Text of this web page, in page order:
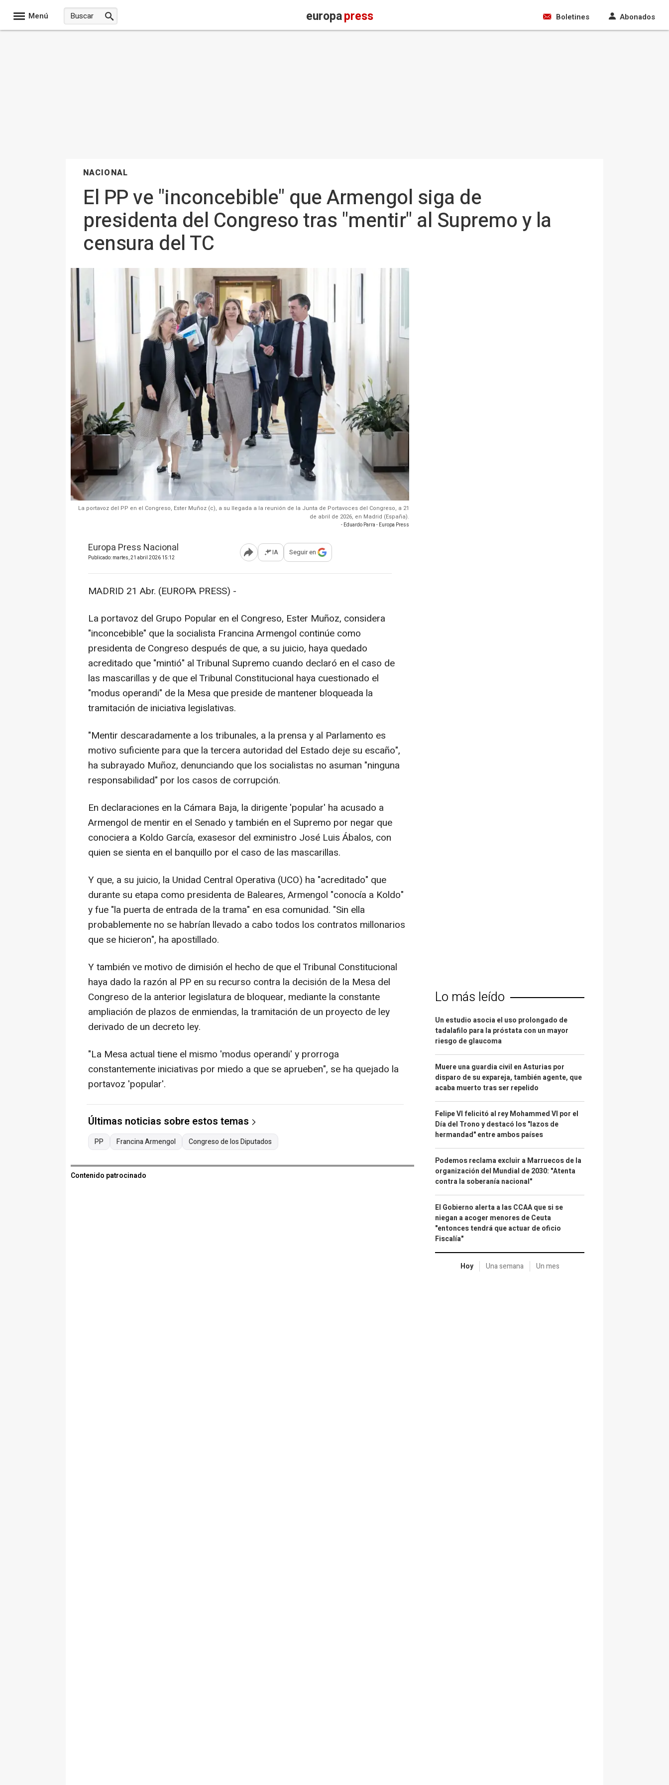
Menú europapress Boletines Abonados
NACIONAL
El PP ve "inconcebible" que Armengol siga de
presidenta del Congreso tras "mentir" al Supremo y la
censura del TC
La portavoz del PP en el Congreso, Ester Muñoz (c), a su llegada a la reunión de la Junta de Portavoces del Congreso, a 21
de abril de 2026, en Madrid (España).
- Eduardo Parra - Europa Press
Europa Press Nacional
Publicado: martes, 21 abril 2026 15:12 Abrir opciones para compartir
IA Seguir en
MADRID 21 Abr. (EUROPA PRESS) -
La portavoz del Grupo Popular en el Congreso, Ester Muñoz, considera
"inconcebible" que la socialista Francina Armengol continúe como
presidenta de Congreso después de que, a su juicio, haya quedado
acreditado que "mintió" al Tribunal Supremo cuando declaró en el caso de
las mascarillas y de que el Tribunal Constitucional haya cuestionado el
"modus operandi" de la Mesa que preside de mantener bloqueada la
tramitación de iniciativa legislativas.
"Mentir descaradamente a los tribunales, a la prensa y al Parlamento es
motivo suficiente para que la tercera autoridad del Estado deje su escaño",
ha subrayado Muñoz, denunciando que los socialistas no asuman "ninguna
responsabilidad" por los casos de corrupción.
En declaraciones en la Cámara Baja, la dirigente 'popular' ha acusado a
Armengol de mentir en el Senado y también en el Supremo por negar que
conociera a Koldo García, exasesor del exministro José Luis Ábalos, con
quien se sienta en el banquillo por el caso de las mascarillas.
Y que, a su juicio, la Unidad Central Operativa (UCO) ha "acreditado" que
durante su etapa como presidenta de Baleares, Armengol "conocía a Koldo"
y fue "la puerta de entrada de la trama" en esa comunidad. "Sin ella
probablemente no se habrían llevado a cabo todos los contratos millonarios
que se hicieron", ha apostillado.
Y también ve motivo de dimisión el hecho de que el Tribunal Constitucional
haya dado la razón al PP en su recurso contra la decisión de la Mesa del
Congreso de la anterior legislatura de bloquear, mediante la constante
ampliación de plazos de enmiendas, la tramitación de un proyecto de ley
derivado de un decreto ley.
"La Mesa actual tiene el mismo 'modus operandi' y prorroga
constantemente iniciativas por miedo a que se aprueben", se ha quejado la
portavoz 'popular'.
Últimas noticias sobre estos temas
PP Francina Armengol Congreso de los Diputados
Contenido patrocinado
Lo más leído
Un estudio asocia el uso prolongado de
tadalafilo para la próstata con un mayor
riesgo de glaucoma
Muere una guardia civil en Asturias por
disparo de su expareja, también agente, que
acaba muerto tras ser repelido
Felipe VI felicitó al rey Mohammed VI por el
Día del Trono y destacó los "lazos de
hermandad" entre ambos países
Podemos reclama excluir a Marruecos de la
organización del Mundial de 2030: "Atenta
contra la soberanía nacional"
El Gobierno alerta a las CCAA que si se
niegan a acoger menores de Ceuta
"entonces tendrá que actuar de oficio
Fiscalía"
Hoy Una semana Un mes